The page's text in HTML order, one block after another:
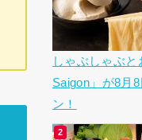
しゃぶしゃぶと
Saigon」が8月
ン！